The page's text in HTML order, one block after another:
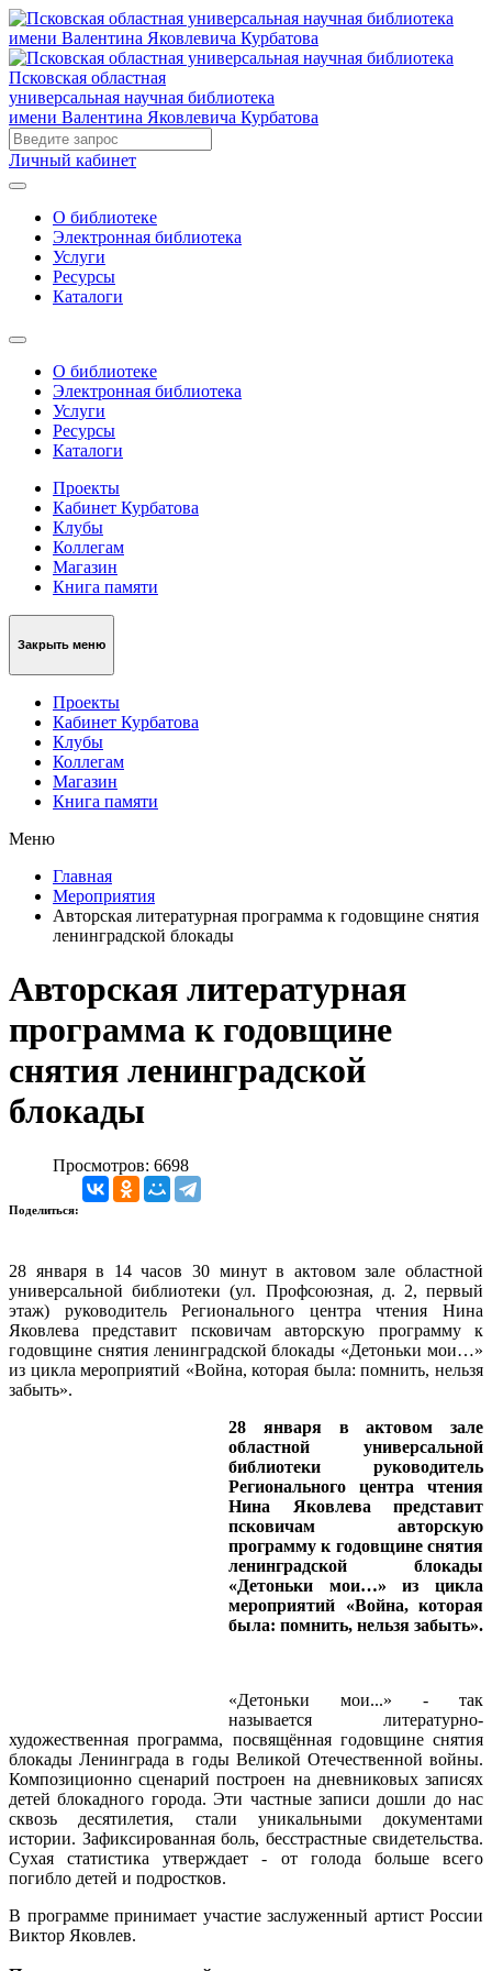
Псковская областная
универсальная научная библиотека
имени Валентина Яковлевича Курбатова
Личный кабинет
О библиотеке
Электронная библиотека
Услуги
Ресурсы
Каталоги
О библиотеке
Электронная библиотека
Услуги
Ресурсы
Каталоги
Проекты
Кабинет Курбатова
Клубы
Коллегам
Магазин
Книга памяти
Закрыть меню
Проекты
Кабинет Курбатова
Клубы
Коллегам
Магазин
Книга памяти
Меню
Главная
Мероприятия
Авторская литературная программа к годовщине снятия
ленинградской блокады
Авторская литературная
программа к годовщине
снятия ленинградской
блокады
Просмотров: 6698
Поделиться:
28 января в 14 часов 30 минут в актовом зале областной
универсальной библиотеки (ул. Профсоюзная, д. 2, первый
этаж) руководитель Регионального центра чтения Нина
Яковлева представит псковичам авторскую программу к
годовщине снятия ленинградской блокады «Детоньки мои…»
из цикла мероприятий «Война, которая была: помнить, нельзя
забыть».
28 января в актовом зале
областной универсальной
библиотеки руководитель
Регионального центра чтения
Нина Яковлева представит
псковичам авторскую
программу к годовщине снятия
ленинградской блокады
«Детоньки мои…» из цикла
мероприятий «Война, которая
была: помнить, нельзя забыть».
«Детоньки мои...» - так
называется литературно-
художественная программа, посвящённая годовщине снятия
блокады Ленинграда в годы Великой Отечественной войны.
Композиционно сценарий построен на дневниковых записях
детей блокадного города. Эти частные записи дошли до нас
сквозь десятилетия, стали уникальными документами
истории. Зафиксированная боль, бесстрастные свидетельства.
Сухая статистика утверждает - от голода больше всего
погибло детей и подростков.
В программе принимает участие заслуженный артист России
Виктор Яковлев.